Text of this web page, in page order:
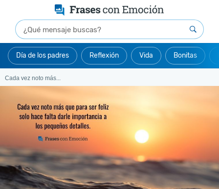
Día de los padres Reflexión Vida Bonitas
Cada vez noto más...